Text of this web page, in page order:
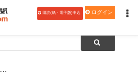
購読(紙・電子版)申込 ログイン
フードカートのエージーピー 設立60周年 川